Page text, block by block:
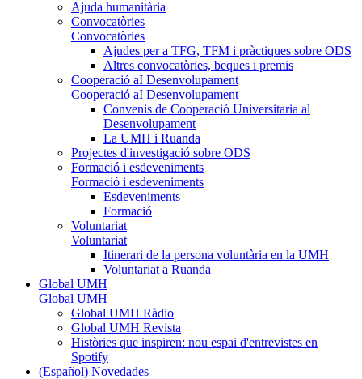
Ajuda humanitària
Convocatòries
Convocatòries
Ajudes per a TFG, TFM i pràctiques sobre ODS
Altres convocatòries, beques i premis
Cooperació aI Desenvolupament
Cooperació aI Desenvolupament
Convenis de Cooperació Universitaria al
Desenvolupament
La UMH i Ruanda
Projectes d'investigació sobre ODS
Formació i esdeveniments
Formació i esdeveniments
Esdeveniments
Formació
Voluntariat
Voluntariat
Itinerari de la persona voluntària en la UMH
Voluntariat a Ruanda
Global UMH
Global UMH
Global UMH Ràdio
Global UMH Revista
Històries que inspiren: nou espai d'entrevistes en
Spotify
(Español) Novedades